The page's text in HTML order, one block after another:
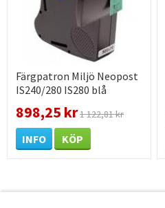
Färgpatron Miljö Neopost
IS240/280 IS280 blå
898,25 kr1 122,81 kr
INFO KÖP